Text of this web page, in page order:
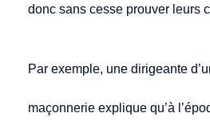
donc sans cesse prouver leurs
Par exemple, une dirigeante
maçonnerie explique qu’à